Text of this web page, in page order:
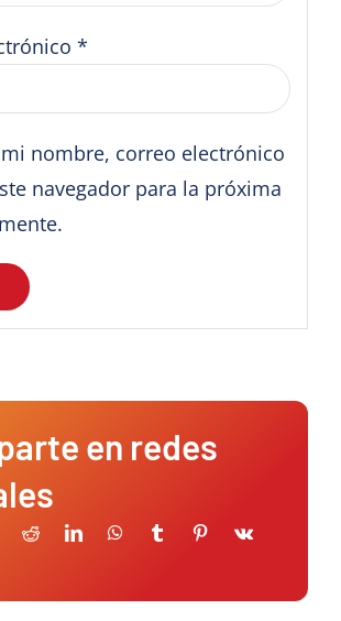
*
nombre, correo electrónico
navegador para la próxima
en redes